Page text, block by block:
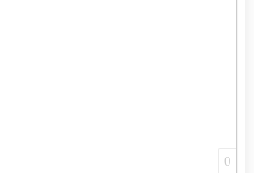
0